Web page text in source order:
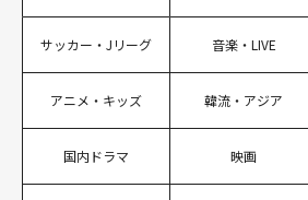
サッカー・Jリーグ 音楽・LIVE
アニメ・キッズ 韓流・アジア
国内ドラマ 映画